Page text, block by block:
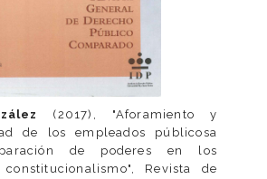
(2017), "Aforamiento y
de los empleados públicosa
de poderes en los
Revista de